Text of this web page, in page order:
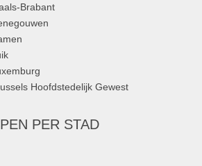
Brabant
Hoofdstedelijk Gewest
PER STAD